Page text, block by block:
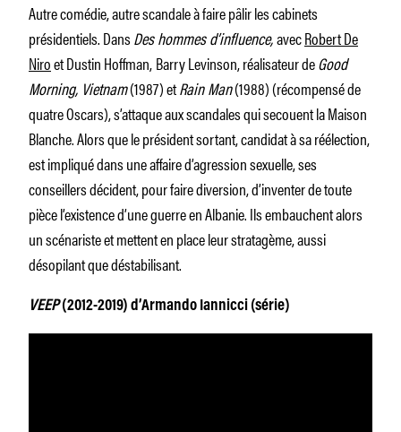
Autre comédie, autre scandale à faire pâlir les cabinets
présidentiels. DansDes hommes d’influence,avecRobert De
Niroet Dustin Hoffman,Barry Levinson, réalisateur deGood
Morning, Vietnam(1987) etRain Man(1988) (récompensé de
quatre Oscars), s’attaque aux scandales qui secouent la Maison
Blanche. Alors que le président sortant, candidat à sa réélection,
est impliqué dans une affaire d’agression sexuelle, ses
conseillers décident, pour faire diversion, d’inventer de toute
pièce l’existence d’une guerre en Albanie. Ils embauchent alors
un scénariste et mettent en place leur stratagème, aussi
désopilant que déstabilisant.
VEEP(2012-2019) d’Armando Iannicci (série)